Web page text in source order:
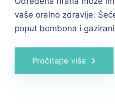
vaše oralno zdravlje.
poput bombona i
Pročitajte više